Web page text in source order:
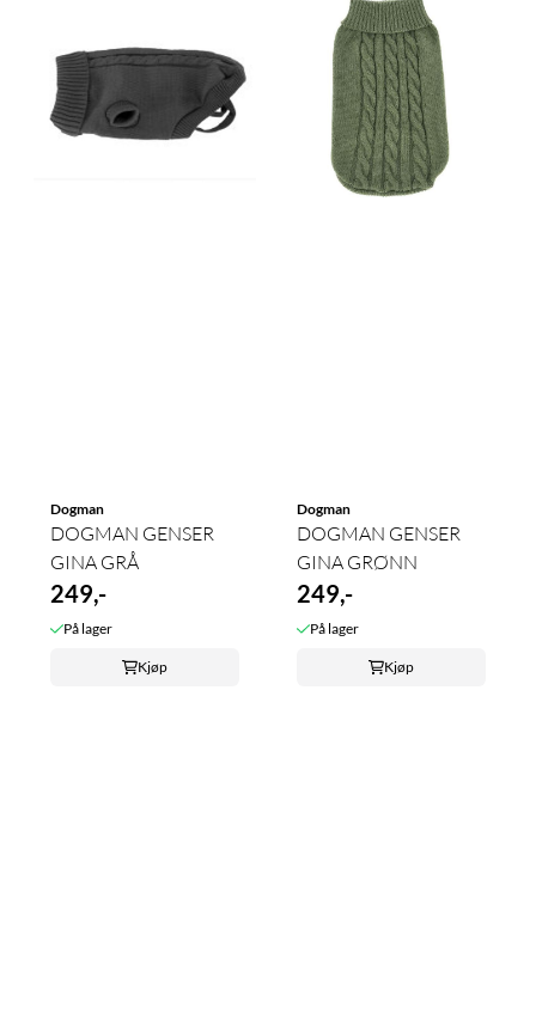
Dogman
DOGMAN GENSER
GINA GRÅ
249,-
På lager
Kjøp
Dogman
DOGMAN GENSER
GINA GRØNN
249,-
På lager
Kjøp